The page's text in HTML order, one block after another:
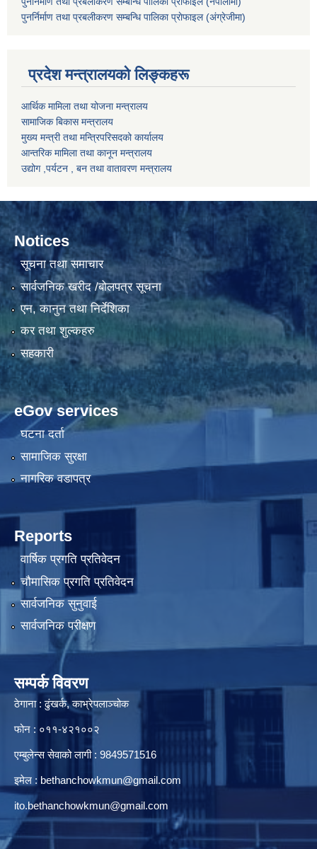
पुनर्निर्माण तथा प्रबलीकरण सम्बन्धि पालिका प्राेफाइल(अंग्रेजीमा)
प्रदेश मन्त्रालयको लिङ्कहरू
आर्थिक मामिला तथा योजना मन्त्रालय
सामाजिक बिकास मन्त्रालय
मुख्य मन्त्री तथा मन्त्रिपरिसदको कार्यालय
आन्तरिक मामिला तथा कानून मन्त्रालय
उद्योग ,पर्यटन , बन तथा वातावरण मन्त्रालय
Notices
सूचना तथा समाचार
सार्वजनिक खरीद /बोलपत्र सूचना
एन, कानुन तथा निर्देशिका
कर तथा शुल्कहरु
सहकारी
eGov services
घटना दर्ता
सामाजिक सुरक्षा
नागरिक वडापत्र
Reports
वार्षिक प्रगति प्रतिवेदन
चौमासिक प्रगति प्रतिवेदन
सार्वजनिक सुनुवाई
सार्वजनिक परीक्षण
सम्पर्क विवरण
ठेगाना : ढुंखर्क, काभ्रेपलाञ्चोक
फोन : ०११-४२१००२
एम्बुलेन्स सेवाको लागी : 9849571516
इमेल : bethanchowkmun@gmail.com
ito.bethanchowkmun@gmail.com